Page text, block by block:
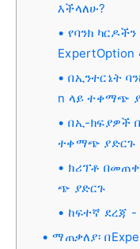
እችላለሁ?
የባንክ
በኢንተርኔት
n ላይ ተቀማጭ
በኢ-ክፍያዎች
ተቀማጭ ያድርጉ
ክሪፕቶ
ጭ ያድርጉ
ከፍተኛ ደረጃ
ማጠቃለያ፡